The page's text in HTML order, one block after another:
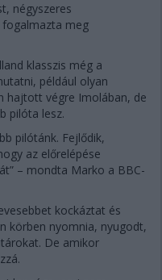
négyszeres
meg
klasszis még a
például olyan
hajtott végre Imolában, de
pilóta lesz.
pilótánk. Fejlődik,
az előrelépése
– mondta Marko a BBC-
kockáztat és
körben nyomnia, nyugodt,
De amikor